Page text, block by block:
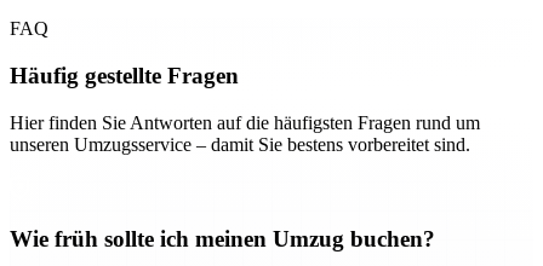
FAQ
Häufig gestellte Fragen
Hier finden Sie Antworten auf die häufigsten Fragen rund um
unseren Umzugsservice – damit Sie bestens vorbereitet sind.
Wie früh sollte ich meinen Umzug buchen?